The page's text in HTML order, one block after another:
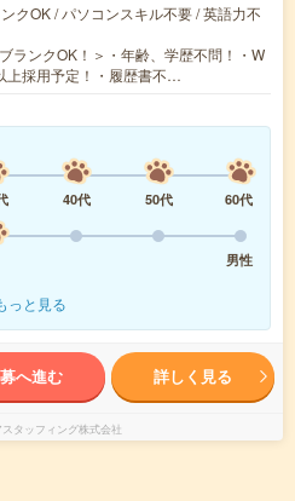
クOK / パソコンスキル不要 / 英語力不
ランクOK！＞・年齢、学歴不問！・W
上採用予定！・履歴書不…
40代 50代
60代
男性
っと見る
へ進む 詳しく見る
タッフィング株式会社